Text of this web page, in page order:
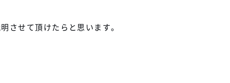
させて頂けたらと思います。